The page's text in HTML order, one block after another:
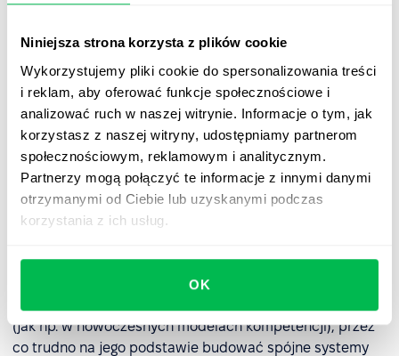
Niniejsza strona korzysta z plików cookie
Wykorzystujemy pliki cookie do spersonalizowania treści
i reklam, aby oferować funkcje społecznościowe i
analizować ruch w naszej witrynie. Informacje o tym, jak
korzystasz z naszej witryny, udostępniamy partnerom
społecznościowym, reklamowym i analitycznym.
Partnerzy mogą połączyć te informacje z innymi danymi
otrzymanymi od Ciebie lub uzyskanymi podczas
korzystania z ich usług.
OK
kontekstowymi modelami, ponieważ:
❌ nie uwzględnia aspektów takich jak motywacja,
wartości, nastawienie do pracy czy cechy charakteru –
elementów coraz częściej uznawanych za kluczowe w
budowaniu efektywnych zespołów;
❌ nie dostarcza wystarczających narzędzi do opisu i
kompetencji miękkich
❌ koncentruje się na jednostce, ale nie odnosi się do
❌ nie zawiera skali oceny ani poziomów zaawansowania
(jak np. w nowoczesnych modelach kompetencji), przez
co trudno na jego podstawie budować spójne systemy